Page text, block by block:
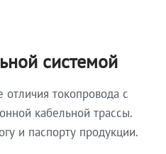
системой
токопровода с
кабельной трассы.
и паспорту продукции.